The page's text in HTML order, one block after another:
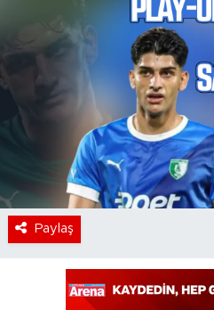
Paylaş